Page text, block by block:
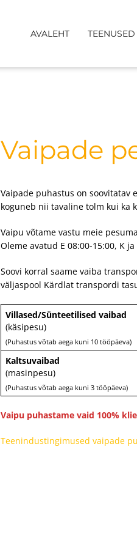
AVALEHT TEENUSED
Vaipade
Vaipade puhastus on soovitatav
koguneb nii tavaline tolm kui ka
Vaipu võtame vastu meie
Oleme avatud E 08:00-15:00, K ja
Soovi korral saame vaiba
väljaspool Kärdlat transpordi
Villased/Sünteetilised vaibad
(käsipesu)
(Puhastus võtab aega kuni 10 tööpäeva)
Kaltsuvaibad
(masinpesu)
(Puhastus võtab aega kuni 3 tööpäeva)
Vaipu puhastame vaid 100%
Teenindustingimused vaipade